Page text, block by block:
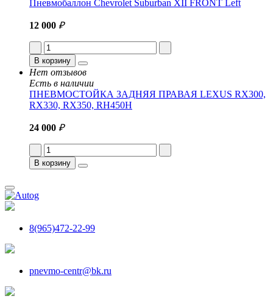
Пневмобаллон Chevrolet Suburban XII FRONT Left
12 000 ₽
В корзину
Нет отзывов
Есть в наличии
ПНЕВМОСТОЙКА ЗАДНЯЯ ПРАВАЯ LEXUS RX300,
RX330, RX350, RH450H
24 000 ₽
В корзину
8(965)472-22-99
pnevmo-centr@bk.ru